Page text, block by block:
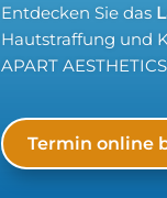
Entdecken Sie das
Hautstraffung und
APART
Termin online